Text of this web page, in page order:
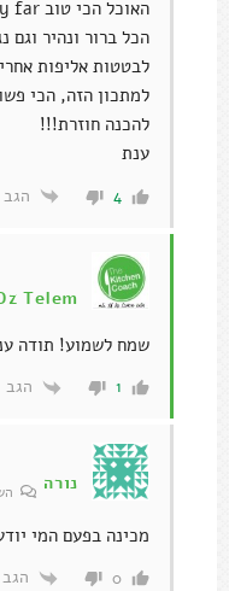
הכל ברור ונהיר וגם
לבטטות אליפות אחרי
למתכון הזה, הכי
להכנה חוזרת!!!
ענת
4 הגב
Telem
שמח לשמוע! תודה
1 הגב
נורה
מכינה בפעם המי
0 הגב